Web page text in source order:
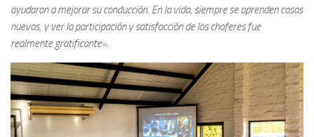
ayudaron a mejorar su conducción. En la vida, siempre se aprenden cosas
nuevas, y ver la participación y satisfacción de los choferes fue
realmente gratificante».